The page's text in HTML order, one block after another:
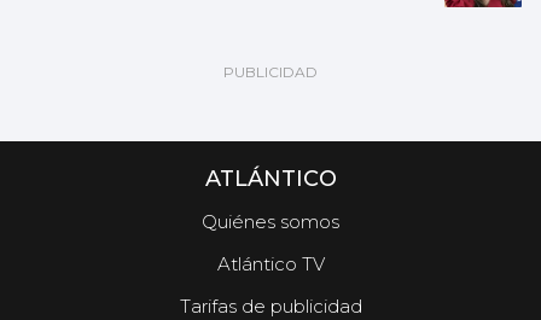
ATLÁNTICO
Quiénes somos
Atlántico TV
Tarifas de publicidad